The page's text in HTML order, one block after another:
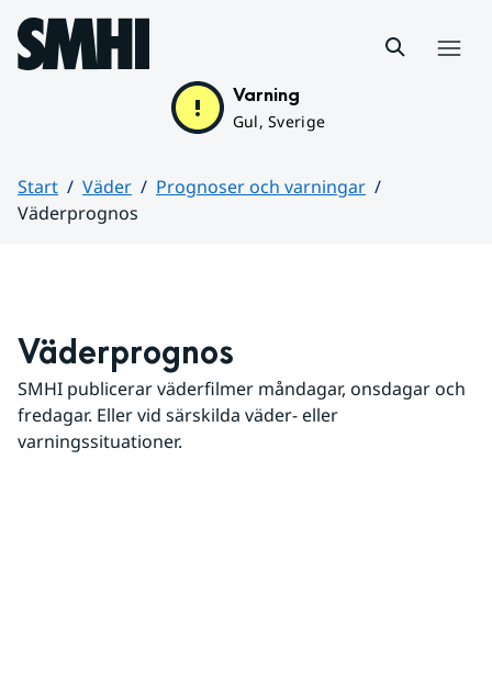
Hoppa till sidans innehåll
Varning
Gul, Sverige
Start Väder
Prognoser och varningar
Väderprognos
Väderprognos
SMHI publicerar väderfilmer måndagar, onsdagar och
fredagar. Eller vid särskilda väder- eller
varningssituationer.